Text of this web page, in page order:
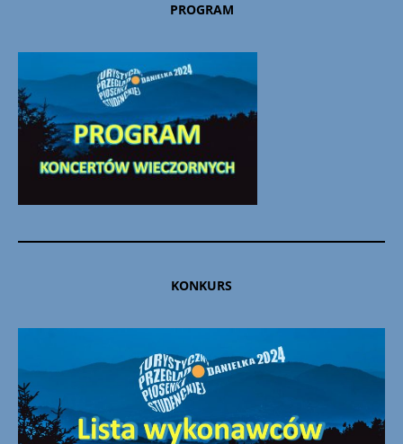
PROGRAM
KONKURS